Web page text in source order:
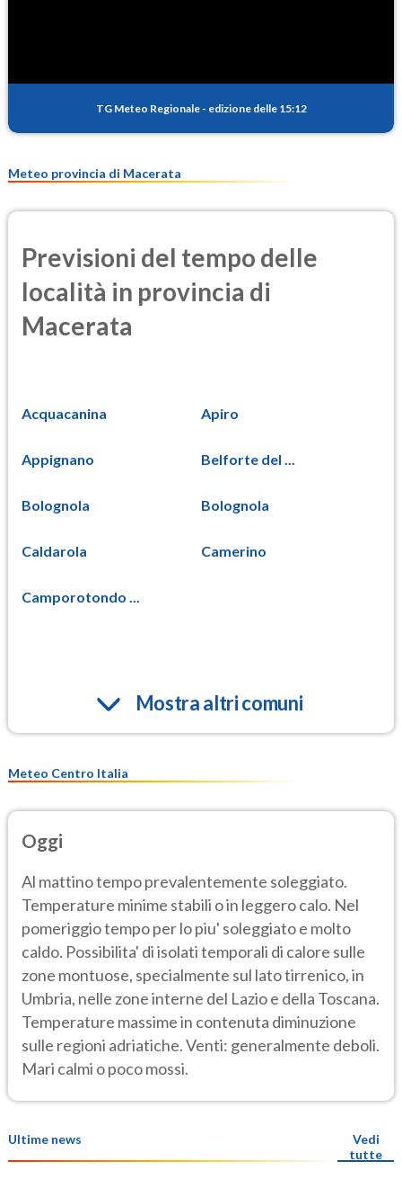
PM25
TG Meteo Regionale - edizione delle 15:12
Meteo provincia di Macerata
Previsioni del tempo delle
località in provincia di
Macerata
Acquacanina Apiro
Appignano Belforte del ...
Bolognola Bolognola
Caldarola Camerino
Camporotondo ...
Mostra altri comuni
Meteo Centro Italia
Oggi
Al mattino tempo prevalentemente soleggiato.
Temperature minime stabili o in leggero calo. Nel
pomeriggio tempo per lo piu' soleggiato e molto
caldo. Possibilita' di isolati temporali di calore sulle
zone montuose, specialmente sul lato tirrenico, in
Umbria, nelle zone interne del Lazio e della Toscana.
Temperature massime in contenuta diminuzione
sulle regioni adriatiche. Venti: generalmente deboli.
Mari calmi o poco mossi.
Ultime news
Vedi
tutte